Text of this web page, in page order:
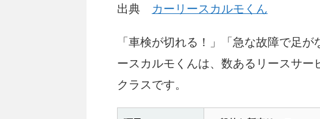
出典 カーリースカルモくん
「車検が切れる！」「急な故障で足
ースカルモくんは、数あるリースサ
クラスです。